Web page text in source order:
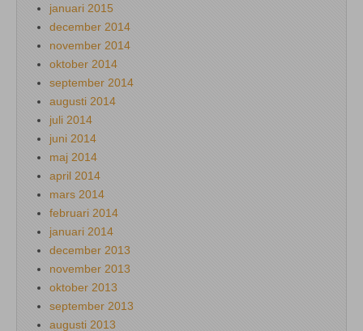
januari 2015
december 2014
november 2014
oktober 2014
september 2014
augusti 2014
juli 2014
juni 2014
maj 2014
april 2014
mars 2014
februari 2014
januari 2014
december 2013
november 2013
oktober 2013
september 2013
augusti 2013